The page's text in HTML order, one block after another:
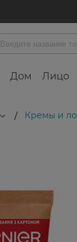
Дом Лицо
/ Кремы и